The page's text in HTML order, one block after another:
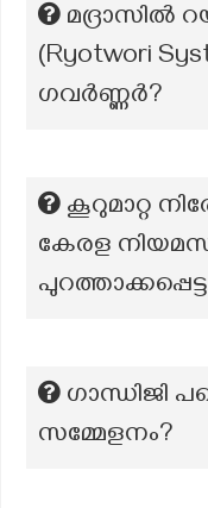
മദ്രാസിൽ
(Ryotwori
ഗവർണ്ണർ?
കൂറുമാറ്റ
കേരള
ഗാന്ധിജി
സമ്മേളനം?